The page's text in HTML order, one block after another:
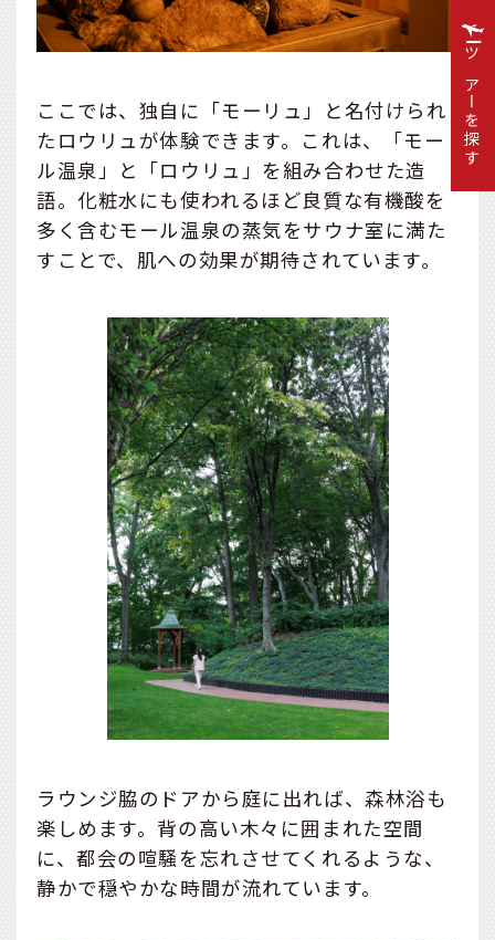
ここでは、独自に「モーリュ」と名付けられ
たロウリュが体験できます。これは、「モー
ル温泉」と「ロウリュ」を組み合わせた造
語。化粧水にも使われるほど良質な有機酸を
多く含むモール温泉の蒸気をサウナ室に満た
すことで、肌への効果が期待されています。
ラウンジ脇のドアから庭に出れば、森林浴も
楽しめます。背の高い木々に囲まれた空間
に、都会の喧騒を忘れさせてくれるような、
静かで穏やかな時間が流れています。
ツアーを探す